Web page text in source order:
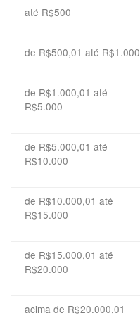
até R$500
de R$500,01 até R$1.000
de R$1.000,01 até
R$5.000
de R$5.000,01 até
R$10.000
de R$10.000,01 até
R$15.000
de R$15.000,01 até
R$20.000
acima de R$20.000,01